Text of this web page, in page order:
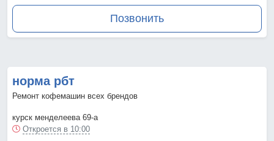
Позвонить
норма рбт
Ремонт кофемашин всех брендов
курск менделеева 69-а
Откроется в 10:00